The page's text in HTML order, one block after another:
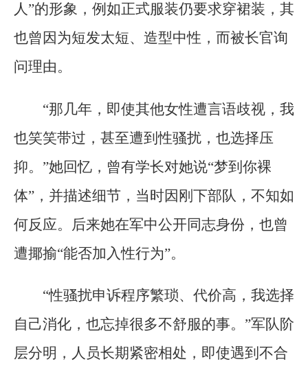
人”的形象，例如正式服装仍要求穿裙装，其
也曾因为短发太短、造型中性，而被长官询
问理由。
“那几年，即使其他女性遭言语歧视，我
也笑笑带过，甚至遭到性骚扰，也选择压
抑。”她回忆，曾有学长对她说“梦到你裸
体”，并描述细节，当时因刚下部队，不知如
何反应。后来她在军中公开同志身份，也曾
遭揶揄“能否加入性行为”。
“性骚扰申诉程序繁琐、代价高，我选择
自己消化，也忘掉很多不舒服的事。”军队阶
层分明，人员长期紧密相处，即使遇到不合